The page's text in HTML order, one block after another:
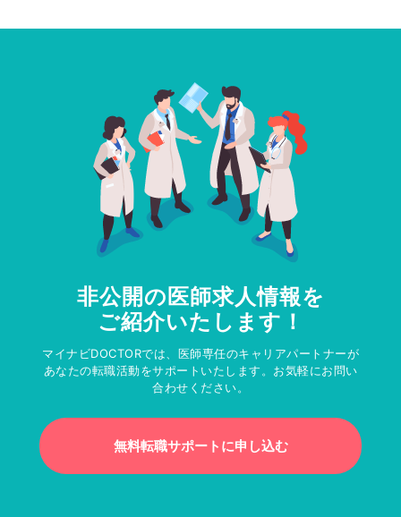
非公開の医師求人情報を
ご紹介いたします！
マイナビDOCTORでは、医師専任のキャリアパートナーが
あなたの転職活動をサポートいたします。お気軽にお問い
合わせください。
無料転職サポートに申し込む